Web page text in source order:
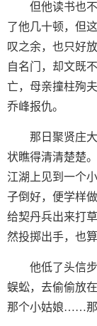
但他读书也
了他几十顿，但
叹之余，也只好
自名门，却文既
亡，母亲撞柱殉
乔峰报仇。
那日聚贤庄
状瞧得清清楚楚
江湖上见到一个
子倒好，便学样
给契丹兵出来打
然投掷出手，也
他低了头信
蜈蚣，去偷偷放
那个小姑娘……